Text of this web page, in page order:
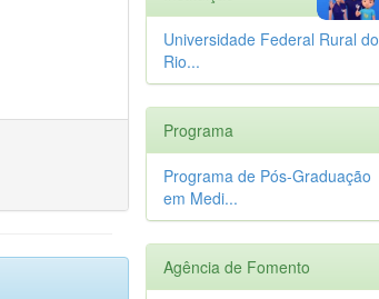
Universidade Federal Rural do
Rio...
Programa
Programa de Pós-Graduação
em Medi...
Agência de Fomento